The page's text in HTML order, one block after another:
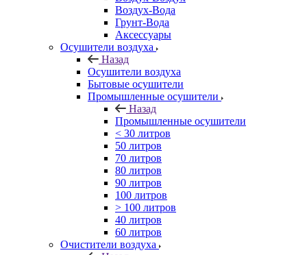
Воздух-Вода
Грунт-Вода
Аксессуары
Осушители воздуха
Назад
Осушители воздуха
Бытовые осушители
Промышленные осушители
Назад
Промышленные осушители
< 30 литров
50 литров
70 литров
80 литров
90 литров
100 литров
> 100 литров
40 литров
60 литров
Очистители воздуха